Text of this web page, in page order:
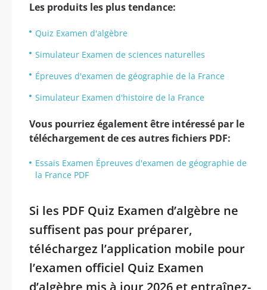
Les produits les plus tendance:
Quiz Examen d'algèbre
Simulateur Examen de sciences naturelles
Épreuves d'examen de géographie de la France
Simulateur Examen d'histoire de la France
Vous pourriez également être intéressé par le
téléchargement de ces autres fichiers PDF:
Essais Examen Épreuves d'examen de géographie de
la France PDF
Si les PDF Quiz Examen d’algèbre ne
suffisent pas pour préparer,
téléchargez l’application mobile pour
l’examen officiel Quiz Examen
d’algèbre mis à jour 2026 et entraînez-